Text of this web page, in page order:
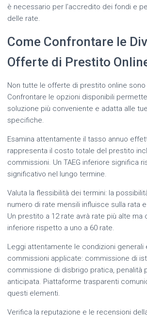
è necessario per l’accredito dei fondi e
delle rate.
Come Confrontare le
Offerte di Prestito
Non tutte le offerte di prestito online
Confrontare le opzioni disponibili
soluzione più conveniente e adatta alle
specifiche.
Esamina attentamente il tasso annuo
rappresenta il costo totale del prestito
commissioni. Un TAEG inferiore significa
significativo nel lungo termine.
Valuta la flessibilità dei termini: la
numero di rate mensili influisce sulla rata
Un prestito a 12 rate avrà rate più alte ma
inferiore rispetto a uno a 60 rate.
Leggi attentamente le condizioni generali
commissioni applicate: commissione di
commissione di disbrigo pratica, penalità
anticipata. Piattaforme trasparenti
questi elementi.
Verifica la reputazione e le recensioni